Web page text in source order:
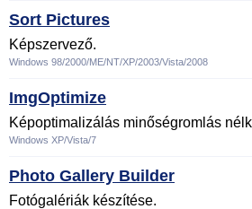
Sort Pictures
Képszervező.
Windows 98/2000/ME/NT/XP/2003/Vista/2008
ImgOptimize
Képoptimalizálás minőségromlás
Windows XP/Vista/7
Photo Gallery Builder
Fotógalériák készítése.